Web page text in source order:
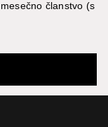
članstvo (s